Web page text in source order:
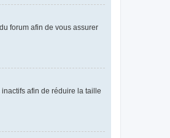
forum afin de vous assurer
afin de réduire la taille